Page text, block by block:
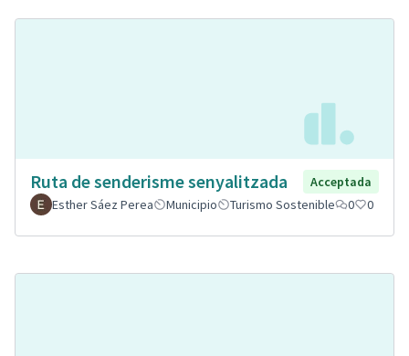
Ruta de senderisme senyalitzada
Acceptada
Esther Sáez Perea
Municipio Turismo Sostenible 0 0